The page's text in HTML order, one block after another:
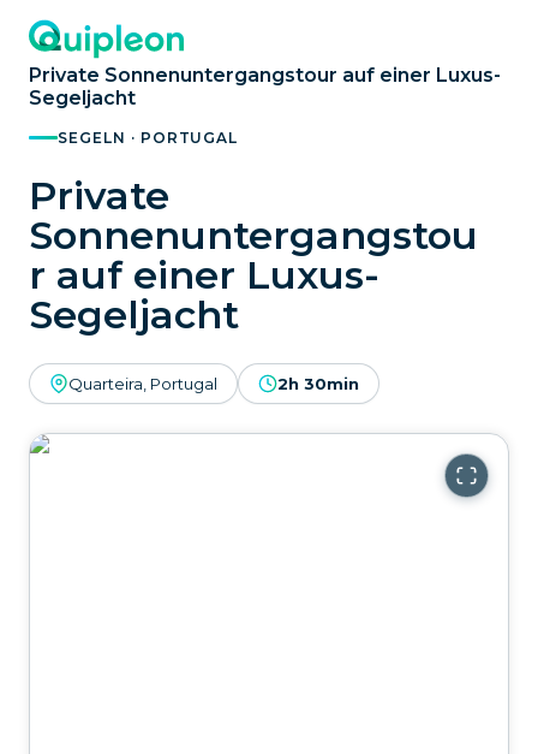
Private Sonnenuntergangstour auf einer Luxus-
Segeljacht
SEGELN · PORTUGAL
Private
Sonnenuntergangstou
r auf einer Luxus-
Segeljacht
Quarteira, Portugal 2h 30min